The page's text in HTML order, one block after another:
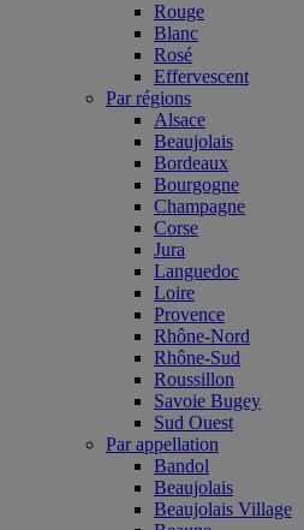
Rouge
Blanc
Rosé
Effervescent
Par régions
Alsace
Beaujolais
Bordeaux
Bourgogne
Champagne
Corse
Jura
Languedoc
Loire
Provence
Rhône-Nord
Rhône-Sud
Roussillon
Savoie Bugey
Sud Ouest
Par appellation
Bandol
Beaujolais
Beaujolais Village